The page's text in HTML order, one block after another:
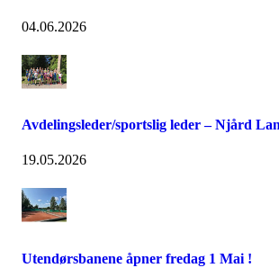
04.06.2026
Avdelingsleder/sportslig leder – Njård
19.05.2026
Utendørsbanene åpner fredag 1 Mai !